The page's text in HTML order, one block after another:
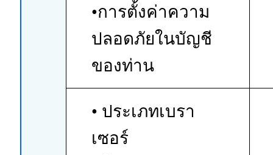
•การตั้งค่าความ
ปลอดภัยในบัญชี
ของท่าน
• ประเภทเบรา
เซอร์